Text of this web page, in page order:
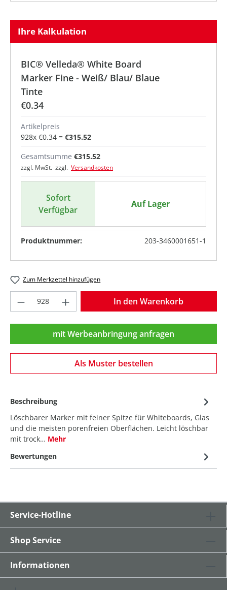
Ihre Kalkulation
BIC® Velleda® White Board
Marker Fine - Weiß/ Blau/ Blaue
Tinte
€0.34
Artikelpreis
928x €0.34 = €315.52
Gesamtsumme €315.52
zzgl. MwSt. zzgl. Versandkosten
Sofort
Verfügbar
Auf Lager
Produktnummer: 203-3460001651-1
Zum Merkzettel hinzufügen
Produkt Anzahl: Gib den gewünschten
In den Warenkorb
mit Werbeanbringung anfragen
Als Muster bestellen
Beschreibung
Löschbarer Marker mit feiner Spitze für Whiteboards, Glas
und die meisten porenfreien Oberflächen. Leicht löschbar
mit trock… Mehr
Bewertungen
Service-Hotline
Shop Service
Informationen